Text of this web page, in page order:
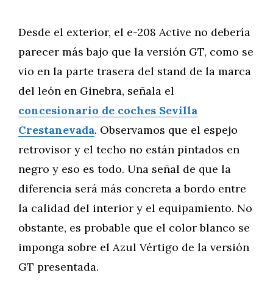
Desde el exterior, el e-208 Active no debería
parecer más bajo que la versión GT, como se
vio en la parte trasera del stand de la marca
del león en Ginebra, señala el
concesionario de coches Sevilla
Crestanevada. Observamos que el espejo
retrovisor y el techo no están pintados en
negro y eso es todo. Una señal de que la
diferencia será más concreta a bordo entre
la calidad del interior y el equipamiento. No
obstante, es probable que el color blanco se
imponga sobre el Azul Vértigo de la versión
GT presentada.